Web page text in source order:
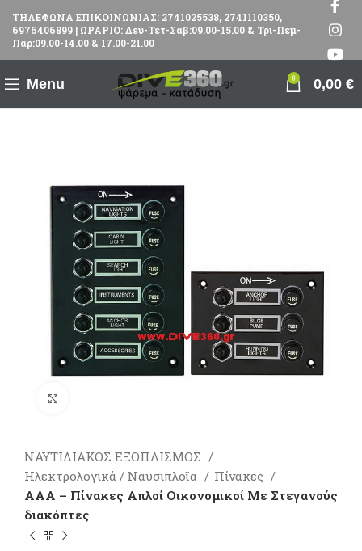
ΤΗΛΕΦΩΝΑ ΕΠΙΚΟΙΝΩΝΙΑΣ: 2741025538, 2741110350,
6976406899 | ΩΡΑΡΙΟ: Δευ-Τετ-Σαβ:09.00-15.00 & Τρι-Πεμ-
Παρ:09.00-14.00 & 17.00-21.00
Menu 0 0,00 €
ΝΑΥΤΙΛΙΑΚΟΣ ΕΞΟΠΛΙΣΜΟΣ
Ηλεκτρολογικά / Ναυσιπλοϊα
Πίνακες
AAA – Πίνακες Απλοί Οικονομικοί Mε Στεγανούς
διακόπτες